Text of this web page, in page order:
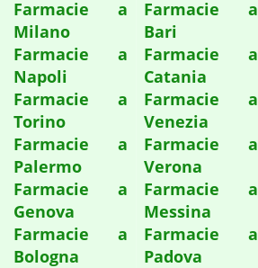
Farmacie a
Milano
Farmacie a
Napoli
Farmacie a
Torino
Farmacie a
Palermo
Farmacie a
Genova
Farmacie a
Bologna
Farmacie a
Bari
Farmacie a
Catania
Farmacie a
Venezia
Farmacie a
Verona
Farmacie a
Messina
Farmacie a
Padova